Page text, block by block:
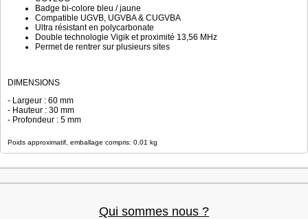
Badge bi-colore bleu / jaune
Compatible UGVB, UGVBA & CUGVBA
Ultra résistant en polycarbonate
Double technologie Vigik et proximité 13,56 MHz
Permet de rentrer sur plusieurs sites
DIMENSIONS
- Largeur : 60 mm
- Hauteur : 30 mm
- Profondeur : 5 mm
Poids approximatif, emballage compris: 0.01 kg
Qui sommes nous ?